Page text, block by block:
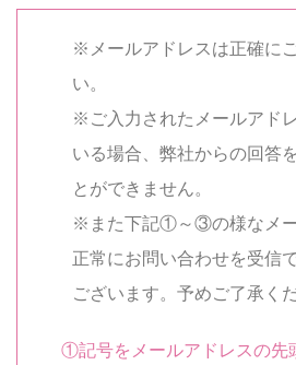
※メールアドレスは正確に
い。
※ご入力されたメールアド
いる場合、弊社からの回答
とができません。
※また下記①～③の様なメ
正常にお問い合わせを受信
ございます。予めご了承くだ
①記号をメールアドレスの先